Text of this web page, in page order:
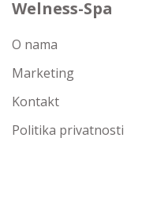
Welness-Spa
O nama
Marketing
Kontakt
Politika privatnosti